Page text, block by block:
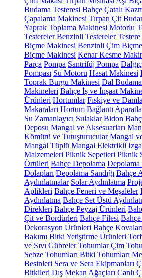
Budama Testeresi Bahçe Çatalı
Çapalama Makinesi Tırpan Çit
Yaprak Toplama Makinesi Motorlu
Testereler Benzinli Testereler
Biçme Makinesi Benzinli Çim
Biçme Makinesi Kenar Kesme
Parça Pompa Santrifüj Pompa
Pompası Su Motoru Hasat Makinesi
Toprak Burgu Makinesi Dal
Makineleri Bahçe İş ve İnşaat
Ürünleri Hortumlar Fıskiye ve
Makaraları Hortum Bağlantı
Su Zamanlayıcı Sulaklar Bidon
Deposu Mangal ve Aksesuarları
Kömürü ve Tutuşturucular Mangal
Mangal Tüplü Mangal Elektrikli
Malzemeleri Piknik Sepetleri Piknik
Örtüleri Bahçe Depolama
Dolapları Depolama Sandığı Bahçe
Aydınlatmalar Solar Aydınlatma
Aplikleri Bahçe Feneri ve Meşaleler
Aydınlatma Bahçe Set Üstü
Direkleri Bahçe Peyzaj Ürünleri
Çit ve Bordürleri Bahçe Filesi
Dekorasyon Ürünleri Bahçe Kovaları
Bakımı Bitki Yetiştirme Ürünleri
ve Sıvı Gübreler Tohumlar Çim
Sebze Tohumları Bitki Tohumları
Besinleri Sera ve Sera Ekipmanları
Bitkileri Dış Mekan Ağaçları Canlı